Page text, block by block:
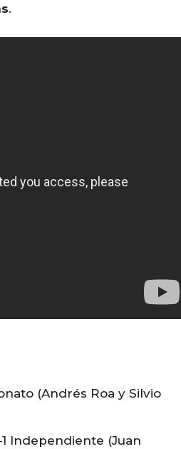
.
(Andrés Roa y Silvio
Independiente (Juan